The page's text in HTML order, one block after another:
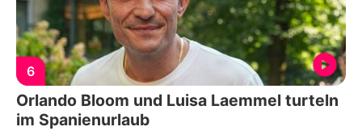
6
Orlando Bloom und Luisa Laemmel turteln
im Spanienurlaub